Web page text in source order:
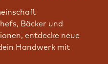
Bäcker und
entdecke neue
Handwerk mit